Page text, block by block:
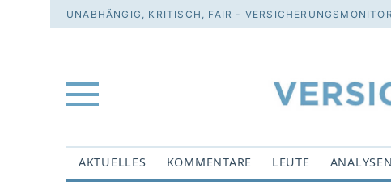
UNABHÄNGIG, KRITISCH, FAIR -
AKTUELLES KOMMENTARE LEUTE ANALYSEN